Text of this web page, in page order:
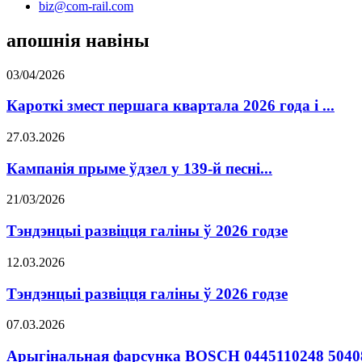
biz@com-rail.com
апошнія навіны
03/04/2026
Кароткі змест першага квартала 2026 года і ...
27.03.2026
Кампанія прыме ўдзел у 139-й песні...
21/03/2026
Тэндэнцыі развіцця галіны ў 2026 годзе
12.03.2026
Тэндэнцыі развіцця галіны ў 2026 годзе
07.03.2026
Арыгінальная фарсунка BOSCH 0445110248